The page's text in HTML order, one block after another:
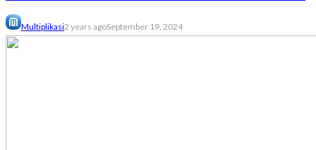
Multiplikasi2 years agoSeptember 19, 2024